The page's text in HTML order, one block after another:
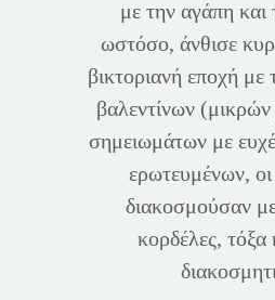
με την αγάπη και
ωστόσο, άνθισε
βικτοριανή εποχή με
βαλεντίνων
σημειωμάτων με
ερωτευμένων, οι
διακοσμούσαν
κορδέλες, τόξα